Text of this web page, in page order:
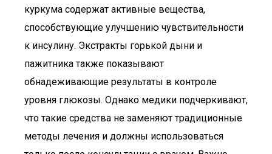
куркума содержат активные вещества,
способствующие улучшению чувствительности
к инсулину. Экстракты горькой дыни и
пажитника также показывают
обнадеживающие результаты в контроле
уровня глюкозы. Однако медики подчеркивают,
что такие средства не заменяют традиционные
методы лечения и должны использоваться